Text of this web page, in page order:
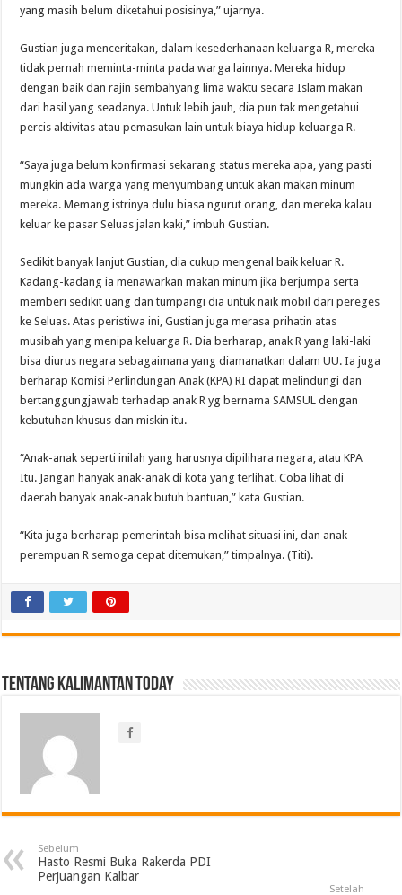
yang masih belum diketahui posisinya,” ujarnya.
Gustian juga menceritakan, dalam kesederhanaan keluarga R, mereka
tidak pernah meminta-minta pada warga lainnya. Mereka hidup
dengan baik dan rajin sembahyang lima waktu secara Islam makan
dari hasil yang seadanya. Untuk lebih jauh, dia pun tak mengetahui
percis aktivitas atau pemasukan lain untuk biaya hidup keluarga R.
“Saya juga belum konfirmasi sekarang status mereka apa, yang pasti
mungkin ada warga yang menyumbang untuk akan makan minum
mereka. Memang istrinya dulu biasa ngurut orang, dan mereka kalau
keluar ke pasar Seluas jalan kaki,” imbuh Gustian.
Sedikit banyak lanjut Gustian, dia cukup mengenal baik keluar R.
Kadang-kadang ia menawarkan makan minum jika berjumpa serta
memberi sedikit uang dan tumpangi dia untuk naik mobil dari pereges
ke Seluas. Atas peristiwa ini, Gustian juga merasa prihatin atas
musibah yang menipa keluarga R. Dia berharap, anak R yang laki-laki
bisa diurus negara sebagaimana yang diamanatkan dalam UU. Ia juga
berharap Komisi Perlindungan Anak (KPA) RI dapat melindungi dan
bertanggungjawab terhadap anak R yg bernama SAMSUL dengan
kebutuhan khusus dan miskin itu.
“Anak-anak seperti inilah yang harusnya dipilihara negara, atau KPA
Itu. Jangan hanyak anak-anak di kota yang terlihat. Coba lihat di
daerah banyak anak-anak butuh bantuan,” kata Gustian.
“Kita juga berharap pemerintah bisa melihat situasi ini, dan anak
perempuan R semoga cepat ditemukan,” timpalnya. (Titi).
Tentang Kalimantan Today
Sebelum
Hasto Resmi Buka Rakerda PDI
Perjuangan Kalbar
Setelah